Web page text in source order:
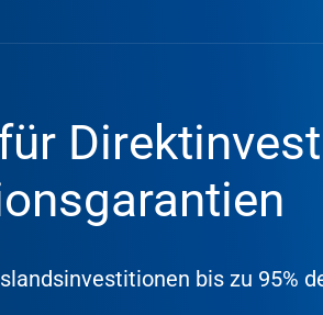
bis zu 95%